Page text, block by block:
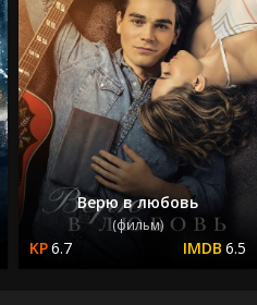
Верю в любовь
(фильм)
6.7 6.5